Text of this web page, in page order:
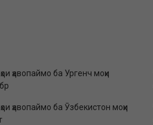
ҳавопаймо ба Ургенч моҳи
ҳавопаймо ба Ӯзбекистон моҳи